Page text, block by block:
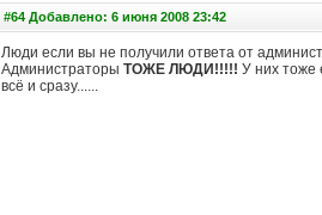
#64 Добавлено: 6 июня 2008 23:42
Люди если вы не получили ответа от
Администраторы ТОЖЕ ЛЮДИ!!!!! У них тоже
всё и сразу......